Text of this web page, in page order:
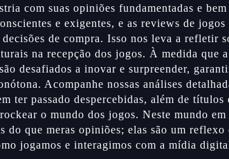
com suas opiniões fundamentadas e bem
e exigentes, e as reviews de jogos
de compra. Isso nos leva a refletir
na recepção dos jogos. À medida que a
desafiados a inovar e surpreender,
Acompanhe nossas análises
ter passado despercebidas, além de títulos
o mundo dos jogos. Neste mundo em
do que meras opiniões; elas são um reflexo
jogamos e interagimos com a mídia